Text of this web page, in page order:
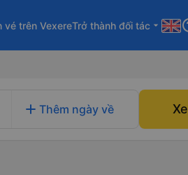
vé trên VexereTrở thành đối tác arrow_drop_down
add Thêm ngày về